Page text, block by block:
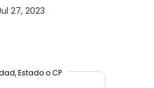
27, 2023
Estado o CP